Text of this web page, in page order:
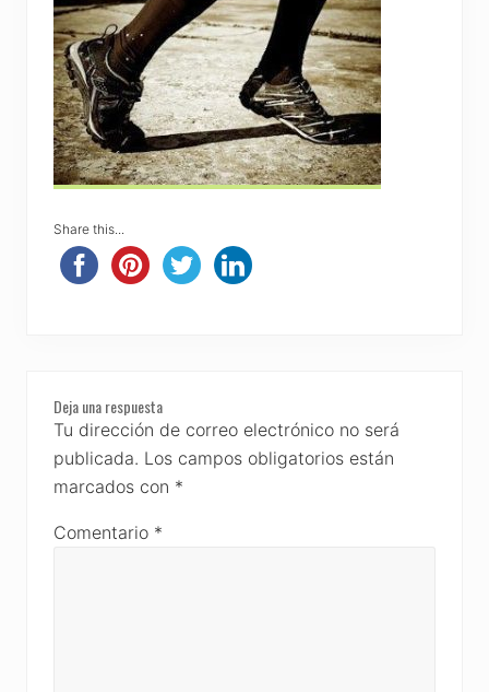
Share this...
Reader
Interactions
Deja una respuesta
Tu dirección de correo electrónico no será
publicada. Los campos obligatorios están
marcados con *
Comentario *